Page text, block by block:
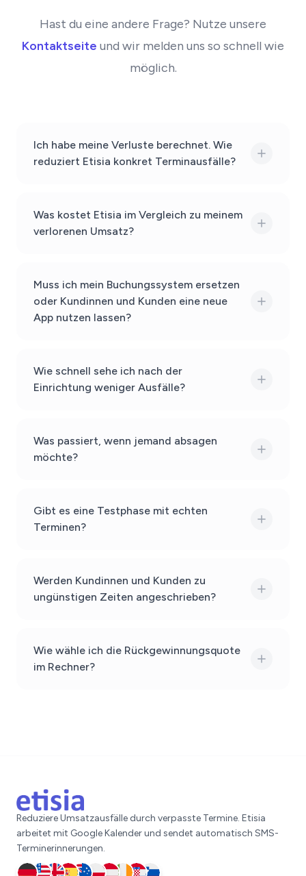
Hast du eine andere Frage? Nutze unsere
Kontaktseite und wir melden uns so schnell wie
möglich.
Ich habe meine Verluste berechnet. Wie
reduziert Etisia konkret Terminausfälle?
Was kostet Etisia im Vergleich zu meinem
verlorenen Umsatz?
Muss ich mein Buchungssystem ersetzen
oder Kundinnen und Kunden eine neue
App nutzen lassen?
Wie schnell sehe ich nach der
Einrichtung weniger Ausfälle?
Was passiert, wenn jemand absagen
möchte?
Gibt es eine Testphase mit echten
Terminen?
Werden Kundinnen und Kunden zu
ungünstigen Zeiten angeschrieben?
Wie wähle ich die Rückgewinnungsquote
im Rechner?
Reduziere Umsatzausfälle durch verpasste Termine. Etisia
arbeitet mit Google Kalender und sendet automatisch SMS-
Terminerinnerungen.